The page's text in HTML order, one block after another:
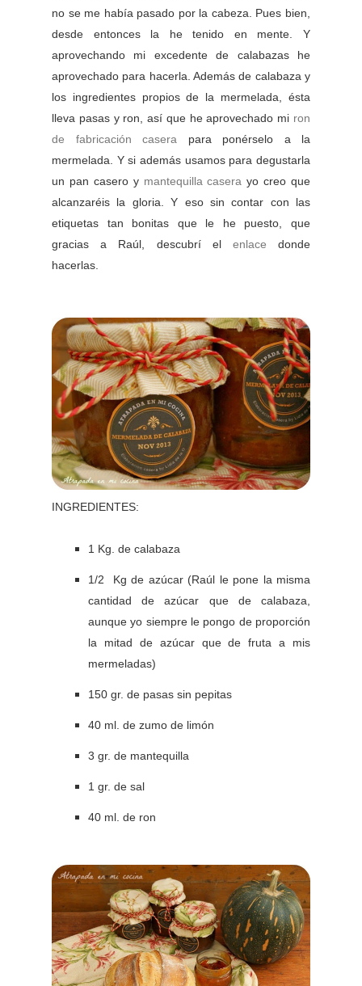
no se me había pasado por la cabeza. Pues bien,
desde entonces la he tenido en mente. Y
aprovechando mi excedente de calabazas he
aprovechado para hacerla. Además de calabaza y
los ingredientes propios de la mermelada, ésta
lleva pasas y ron, así que he aprovechado mi ron
de fabricación casera para ponérselo a la
mermelada. Y si además usamos para degustarla
un pan casero y mantequilla casera yo creo que
alcanzaréis la gloria. Y eso sin contar con las
etiquetas tan bonitas que le he puesto, que
gracias a Raúl, descubrí el enlace donde
hacerlas.
INGREDIENTES:
1 Kg. de calabaza
1/2 Kg de azúcar (Raúl le pone la misma
cantidad de azúcar que de calabaza,
aunque yo siempre le pongo de proporción
la mitad de azúcar que de fruta a mis
mermeladas)
150 gr. de pasas sin pepitas
40 ml. de zumo de limón
3 gr. de mantequilla
1 gr. de sal
40 ml. de ron